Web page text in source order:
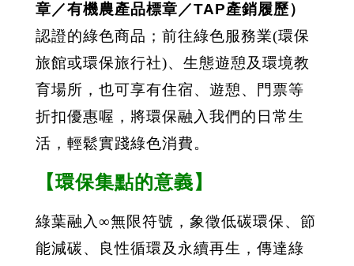
章／有機農產品標章／TAP產銷履歷）
認證的綠色商品；前往綠色服務業(環保
旅館或環保旅行社)、生態遊憩及環境教
育場所，也可享有住宿、遊憩、門票等
折扣優惠喔，將環保融入我們的日常生
活，輕鬆實踐綠色消費。
【環保集點的意義】
綠葉融入∞無限符號，象徵低碳環保、節
能減碳、良性循環及永續再生，傳達綠